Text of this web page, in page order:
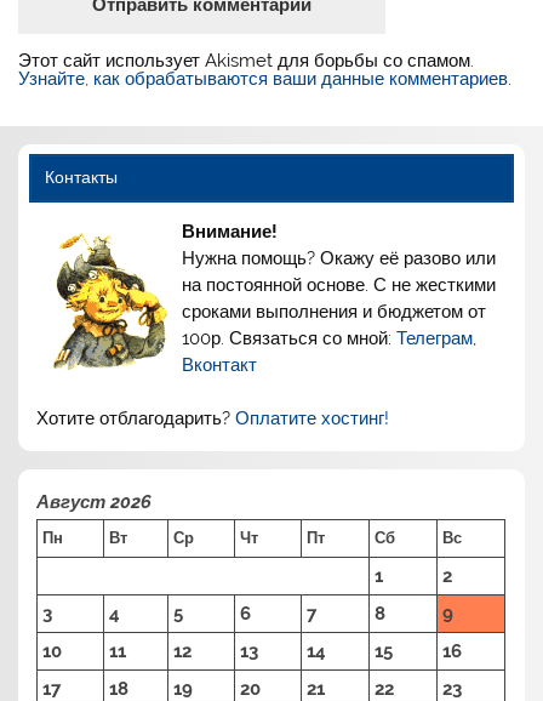
Этот сайт использует Akismet для борьбы со спамом.
Узнайте, как обрабатываются ваши данные комментариев.
Контакты
Внимание!
Нужна помощь? Окажу её разово или
на постоянной основе. С не жесткими
сроками выполнения и бюджетом от
100р. Связаться со мной:Телеграм,
Вконтакт
Хотите отблагодарить?Оплатите хостинг!
Август 2026
Пн Вт Ср Чт Пт Сб Вс
1
2
3
4 5 6 7 8
9
10
11 12 13 14 15
16
17
18 19 20 21 22
23